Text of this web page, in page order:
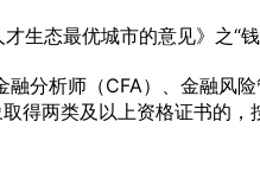
才生态最优城市的意见》之“
融分析师（CFA）、金融风
得两类及以上资格证书的，